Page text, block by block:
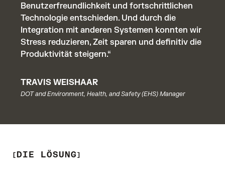
Benutzerfreundlichkeit und fortschrittlichen
Technologie entschieden. Und durch die
Integration mit anderen Systemen konnten wir
Stress reduzieren, Zeit sparen und definitiv die
Produktivität steigern.“
TRAVIS WEISHAAR
DOT and Environment, Health, and Safety (EHS) Manager
DIE LÖSUNG